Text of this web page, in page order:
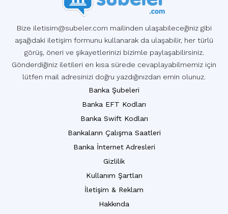
Bize iletisim@subeler.com mailinden ulaşabileceğiniz gibi
aşağıdaki iletişim formunu kullanarak da ulaşabilir, her türlü
görüş, öneri ve şikayetlerinizi bizimle paylaşabilirsiniz.
Gönderdiğiniz iletileri en kısa sürede cevaplayabilmemiz için
lütfen mail adresinizi doğru yazdığınızdan emin olunuz.
Banka Şubeleri
Banka EFT Kodları
Banka Swift Kodları
Bankaların Çalışma Saatleri
Banka İnternet Adresleri
Gizlilik
Kullanım Şartları
İletişim & Reklam
Hakkında